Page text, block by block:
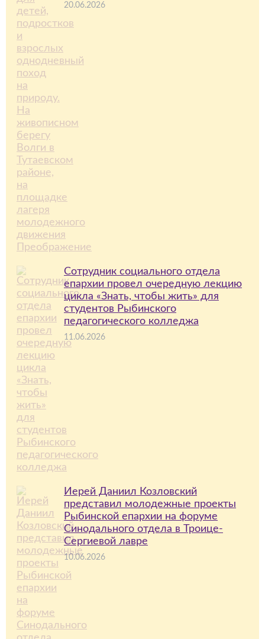
20.06.2026
Сотрудник социального отдела
епархии провел очередную лекцию
цикла «Знать, чтобы жить» для
студентов Рыбинского
педагогического колледжа
11.06.2026
Иерей Даниил Козловский
представил молодежные проекты
Рыбинской епархии на форуме
Синодального отдела в Троице-
Сергиевой лавре
10.06.2026